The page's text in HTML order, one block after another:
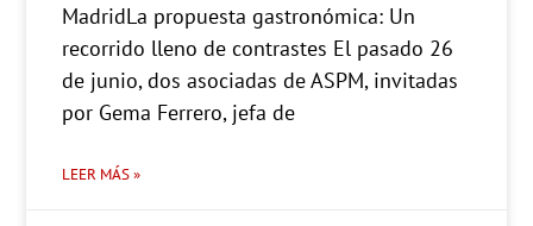
MadridLa propuesta gastronómica: Un
recorrido lleno de contrastes El pasado 26
de junio, dos asociadas de ASPM, invitadas
por Gema Ferrero, jefa de
LEER MÁS »